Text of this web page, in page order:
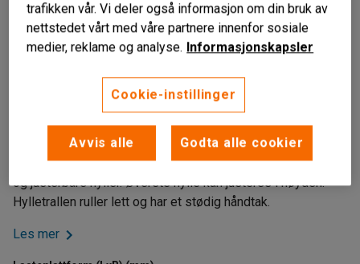
Gavler av netting
Gripevennlig håndtak
Én justerbar hylle
Hyllevogn med ramme av kraftige stålrør, gavler av netting
og justerbare hyller. Øverste hylle kan justeres i høyden.
Hylletrallen ruller lett og har et stødig håndtak.
Les mer
trafikken vår. Vi deler også informasjon om din bruk av
nettstedet vårt med våre partnere innenfor sosiale
medier, reklame og analyse. Informasjonskapsler
Cookie-instillinger
Avvis alle Godta alle cookier